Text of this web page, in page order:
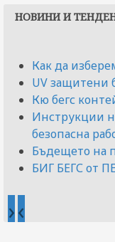
НОВИНИ И
Как да
UV защитени
Кю бегс
Инструкции
безопасна
Бъдещето на
БИГ БЕГС от
›‹